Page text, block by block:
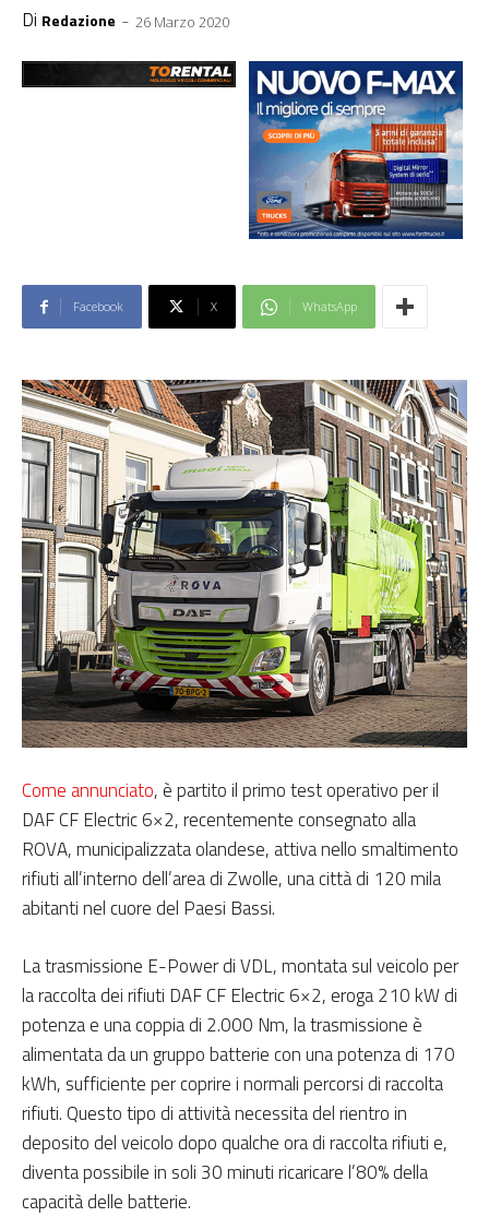
Di Redazione - 26 Marzo 2020
Facebook X WhatsApp
Come annunciato, è partito il primo test operativo per il
DAF CF Electric 6×2, recentemente consegnato alla
ROVA, municipalizzata olandese, attiva nello smaltimento
rifiuti all’interno dell’area di Zwolle, una città di 120 mila
abitanti nel cuore del Paesi Bassi.
La trasmissione E-Power di VDL, montata sul veicolo per
la raccolta dei rifiuti DAF CF Electric 6×2, eroga 210 kW di
potenza e una coppia di 2.000 Nm, la trasmissione è
alimentata da un gruppo batterie con una potenza di 170
kWh, sufficiente per coprire i normali percorsi di raccolta
rifiuti. Questo tipo di attività necessita del rientro in
deposito del veicolo dopo qualche ora di raccolta rifiuti e,
diventa possibile in soli 30 minuti ricaricare l’80% della
capacità delle batterie.